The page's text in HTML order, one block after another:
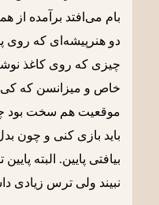
بام می‌افتد برآمده از
دو هنرپیشه‌ای که
چیزی که روی کاغذ
خاص و میزانسن که کی
موقعیت هم سخت بود
باید بازی کنی و چون
بیافتی پایین. البته
نبیند ولی ترس زیادی